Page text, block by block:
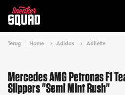
Terug Home Adidas Adilette
Mercedes AMG Petronas F1
Slippers "Semi Mint Rush"